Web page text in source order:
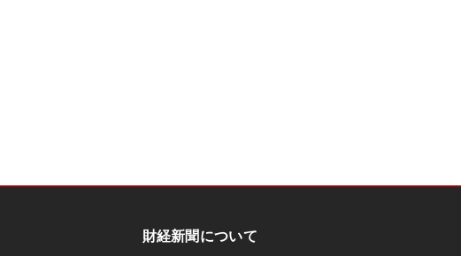
財経新聞について